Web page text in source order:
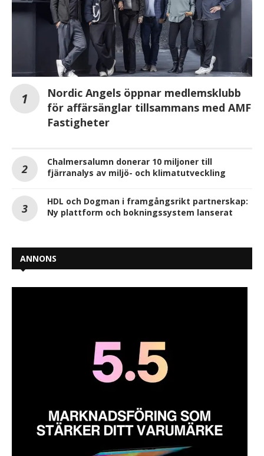
Nordic Angels öppnar medlemsklubb
för affärsänglar tillsammans med AMF
Fastigheter
Chalmersalumn donerar 10 miljoner till
fjärranalys av miljö- och klimatutveckling
HDL och Dogman i framgångsrikt partnerskap:
Ny plattform och bokningssystem lanserat
ANNONS